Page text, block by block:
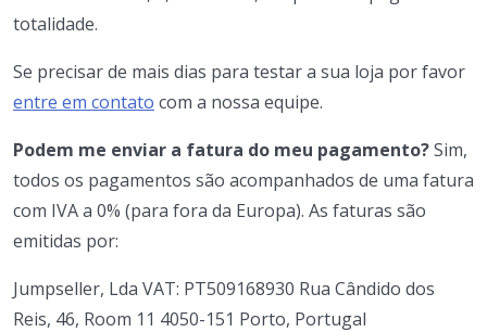
totalidade.
Se precisar de mais dias para testar a sua loja por favor
entre em contato com a nossa equipe.
Podem me enviar a fatura do meu pagamento?Sim,
todos os pagamentos são acompanhados de uma fatura
com IVA a 0% (para fora da Europa). As faturas são
emitidas por:
Jumpseller, Lda VAT: PT509168930 Rua Cândido dos
Reis, 46, Room 11 4050-151 Porto, Portugal